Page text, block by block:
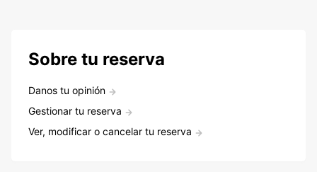
Sobre tu reserva
Danos tu opinión
Gestionar tu reserva
Ver, modificar o cancelar tu reserva